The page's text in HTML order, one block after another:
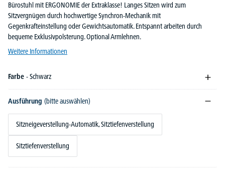
Bürostuhl mit ERGONOMIE der Extraklasse! Langes Sitzen wird zum
Sitzvergnügen durch hochwertige Synchron-Mechanik mit
Gegenkrafteinstellung oder Gewichtsautomatik. Entspannt arbeiten durch
bequeme Exklusivpolsterung. Optional Armlehnen.
Weitere Informationen
Farbe - Schwarz
Ausführung (bitte auswählen)
Sitzneigeverstellung-Automatik, Sitztiefenverstellung
Sitztiefenverstellung